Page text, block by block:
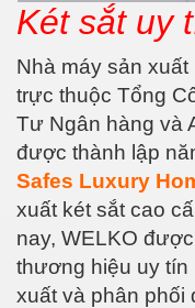
Két sắt uy
Nhà máy sản
trực thuộc Tổng
Tư Ngân hàng và
được thành lập
Safes Luxury
xuất két sắt cao
nay, WELKO
thương hiệu uy tín
xuất và phân phối